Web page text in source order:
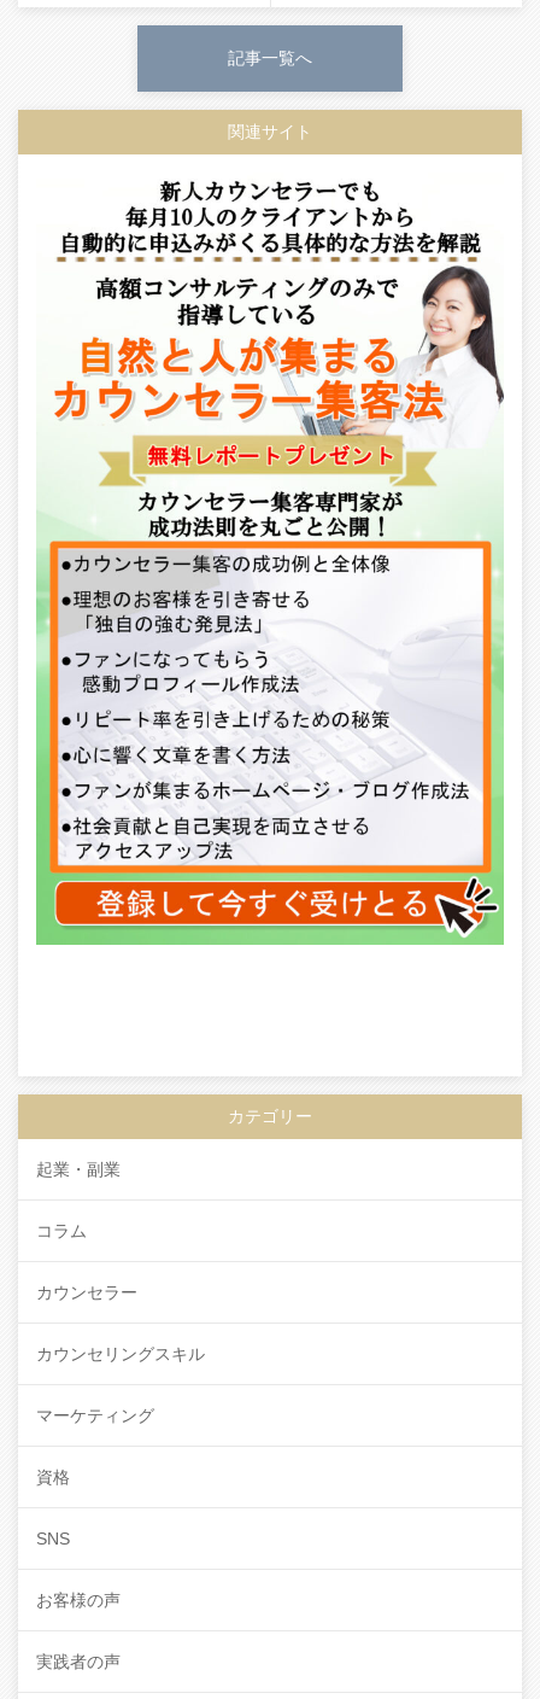
記事一覧へ
関連サイト
カテゴリー
起業・副業
コラム
カウンセラー
カウンセリングスキル
マーケティング
資格
SNS
お客様の声
実践者の声